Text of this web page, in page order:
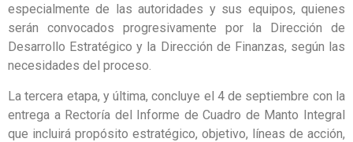
especialmente de las autoridades y sus equipos, quienes
serán convocados progresivamente por la Dirección de
Desarrollo Estratégico y la Dirección de Finanzas, según las
necesidades del proceso.
La tercera etapa, y última, concluye el 4 de septiembre con la
entrega a Rectoría del Informe de Cuadro de Manto Integral
que incluirá propósito estratégico, objetivo, líneas de acción,